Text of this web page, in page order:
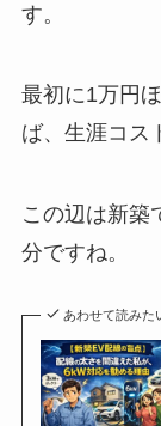
す。
最初に1万円
ば、生涯コス
この辺は新築
分ですね。
あわせて読みた